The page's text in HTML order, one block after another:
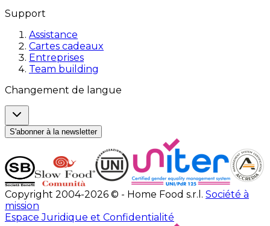
Support
Assistance
Cartes cadeaux
Entreprises
Team building
Changement de langue
S'abonner à la newsletter
Copyright 2004-2026 © - Home Food s.r.l. Société à
mission
Espace Juridique et Confidentialité